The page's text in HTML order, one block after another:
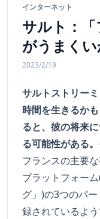
インターネット
サルト：
がうまく
2023/2/19
サルトストリー
時間を生きるか
ると、彼の将来
る可能性がある
フランスの主要
プラットフォー
グ」)の3つのパ
録されているよ